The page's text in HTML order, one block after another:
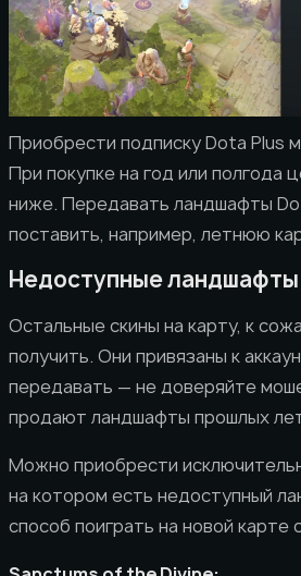
Приобрести подписку Dota Plus
При покупке на год или полгода
ниже. Передавать ландшафты
поставить, например, летнюю
Недоступные ландшафты
Остальные скины на карту, к
получить. Они привязаны к
передавать — не доверяйте
продают ландшафты прошлых
Можно приобрести
на котором есть недоступный
способ поиграть на новой карте